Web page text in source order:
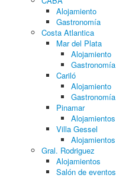
Alojamiento
Gastronomía
Costa Atlantica
Mar del Plata
Alojamiento
Gastronomía
Cariló
Alojamiento
Gastronomía
Pinamar
Alojamientos
Villa Gessel
Alojamientos
Gral. Rodriguez
Alojamientos
Salón de eventos